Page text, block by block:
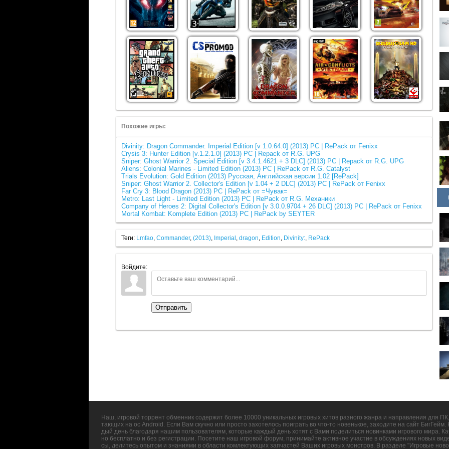
Похожие игры:
Divinity: Dragon Commander. Imperial Edition [v 1.0.64.0] (2013) PC | RePack от Fenixx
Crysis 3: Hunter Edition [v.1.2.1.0] (2013) PC | Repack от R.G. UPG
Sniper: Ghost Warrior 2. Special Edition [v 3.4.1.4621 + 3 DLC] (2013) РС | Repack от R.G. UPG
Aliens: Colonial Marines - Limited Edition (2013) PC | RePack от R.G. Catalyst
Trials Evolution: Gold Edition (2013) Русская, Английская версии 1.02 [RePack]
Sniper: Ghost Warrior 2. Collector's Edition [v 1.04 + 2 DLC] (2013) РС | RePack от Fenixx
Far Cry 3: Blood Dragon (2013) PC | RePack от =Чувак=
Metro: Last Light - Limited Edition (2013) PC | RePack от R.G. Механики
Company of Heroes 2: Digital Collector's Edition [v 3.0.0.9704 + 26 DLC] (2013) PC | RePack от Fenixx
Mortal Kombat: Komplete Edition (2013) PC | RePack by SEYTER
Теги: Lmfao, Commander, (2013), Imperial , dragon, Edition, Divinity:, RePack
Войдите:
Отправить
Наш, игровой торрент обменник содержит более 10000 уникальных игровых хитов разного жанра и направления для
тающих на ос Android. Если Вам скучно или просто захотелось поиграть во что-то новенькое, заходите на сайт
дый день благодаря нашим пользователям, которые каждый день хотят с Вами поделиться новинками игрового мира.
но бесплатно и без регистрации. Посетите наш игровой форум, принимайте активное участие в обсуждениях новых
сы, делитесь опытом и знаниями в области комлектующих запчастей Ваших игровых монстров. В разделе "Игровые